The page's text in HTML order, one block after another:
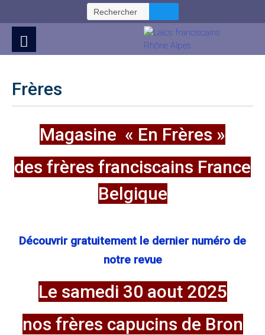
Rechercher :
Frères
Magasine « En Frères »
des frères franciscains France
Belgique
Découvrir gratuitement le dernier numéro de
notre revue
Le samedi 30 aout 2025
nos frères capucins de Bron